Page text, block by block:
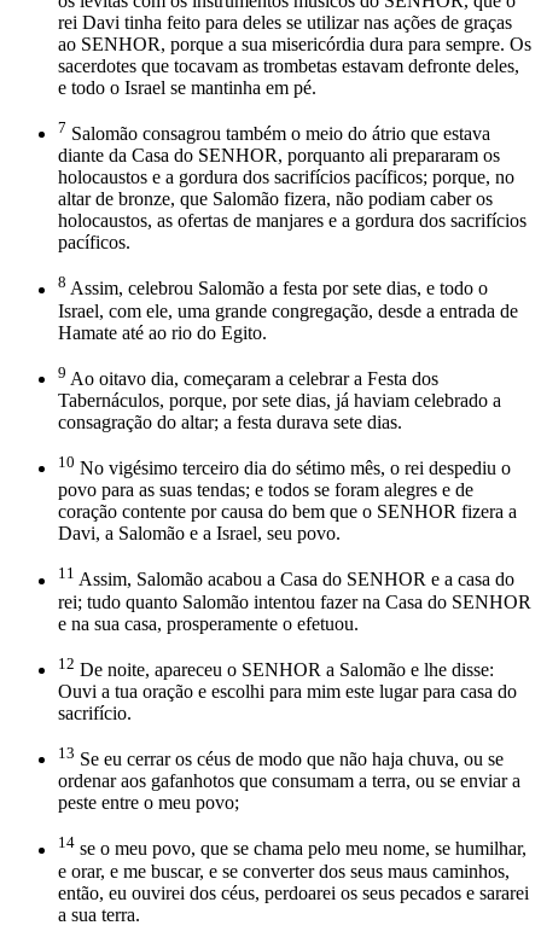
rei Davi tinha feito para deles se utilizar nas ações de graças
ao SENHOR, porque a sua misericórdia dura para sempre. Os
sacerdotes que tocavam as trombetas estavam defronte deles,
e todo o Israel se mantinha em pé.
7 Salomão consagrou também o meio do átrio que estava
diante da Casa do SENHOR, porquanto ali prepararam os
holocaustos e a gordura dos sacrifícios pacíficos; porque, no
altar de bronze, que Salomão fizera, não podiam caber os
holocaustos, as ofertas de manjares e a gordura dos sacrifícios
pacíficos.
8 Assim, celebrou Salomão a festa por sete dias, e todo o
Israel, com ele, uma grande congregação, desde a entrada de
Hamate até ao rio do Egito.
9 Ao oitavo dia, começaram a celebrar a Festa dos
Tabernáculos, porque, por sete dias, já haviam celebrado a
consagração do altar; a festa durava sete dias.
10 No vigésimo terceiro dia do sétimo mês, o rei despediu o
povo para as suas tendas; e todos se foram alegres e de
coração contente por causa do bem que o SENHOR fizera a
Davi, a Salomão e a Israel, seu povo.
11 Assim, Salomão acabou a Casa do SENHOR e a casa do
rei; tudo quanto Salomão intentou fazer na Casa do SENHOR
e na sua casa, prosperamente o efetuou.
12 De noite, apareceu o SENHOR a Salomão e lhe disse:
Ouvi a tua oração e escolhi para mim este lugar para casa do
sacrifício.
13 Se eu cerrar os céus de modo que não haja chuva, ou se
ordenar aos gafanhotos que consumam a terra, ou se enviar a
peste entre o meu povo;
14 se o meu povo, que se chama pelo meu nome, se humilhar,
e orar, e me buscar, e se converter dos seus maus caminhos,
então, eu ouvirei dos céus, perdoarei os seus pecados e sararei
a sua terra.